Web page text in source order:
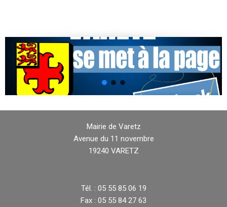
Mairie de Varetz
Avenue du 11 novembre
19240 VARETZ
Tél. : 05 55 85 06 19
Fax : 05 55 84 27 63